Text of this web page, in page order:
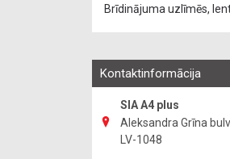
Brīdinājuma uzlīmēs,
Kontaktinformācija
SIA A4 plus
Aleksandra Grīna
LV-1048